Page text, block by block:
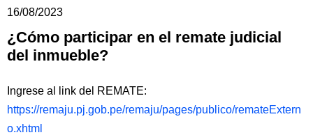
16/08/2023
¿Cómo participar en el remate judicial
del inmueble?
Ingrese al link del REMATE:
https://remaju.pj.gob.pe/remaju/pages/publico/remateExtern
o.xhtml